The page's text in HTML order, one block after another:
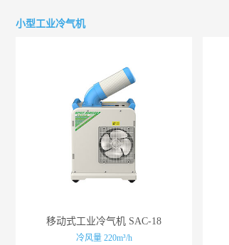
小型工业冷气机
移动式工业冷气机 SAC-18
冷风量 220m³/h